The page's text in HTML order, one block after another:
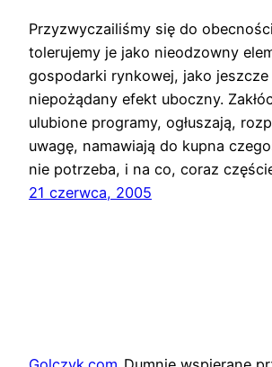
Przyzwyczailiśmy się do
tolerujemy je jako nieodzowny
gospodarki rynkowej, jako jeszcze
niepożądany efekt uboczny.
ulubione programy, ogłuszają,
uwagę, namawiają do kupna
nie potrzeba, i na co, coraz
21 czerwca, 2005